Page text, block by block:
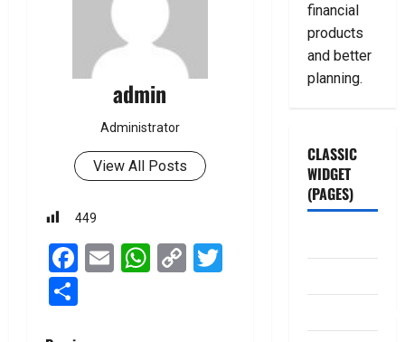
admin
Administrator
View All Posts
449
Facebook
EmailWhatsApp
Copy Twitter
financial
products
and better
planning.
CLASSIC
WIDGET
(PAGES)